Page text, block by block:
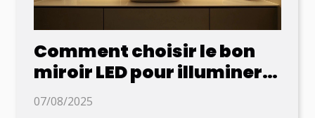
Comment choisir le bon
miroir LED pour illuminer
votre salle de bain ?
07/08/2025